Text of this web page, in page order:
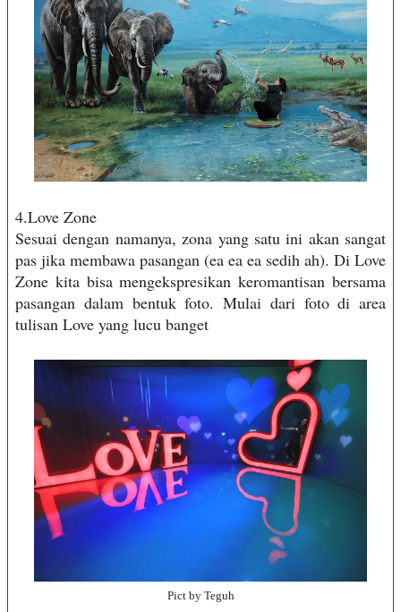
4.Love Zone
Sesuai dengan namanya, zona yang satu ini akan sangat
pas jika membawa pasangan (ea ea ea sedih ah). Di Love
Zone kita bisa mengekspresikan keromantisan bersama
pasangan dalam bentuk foto. Mulai dari foto di area
tulisan Love yang lucu banget
Pict by Teguh